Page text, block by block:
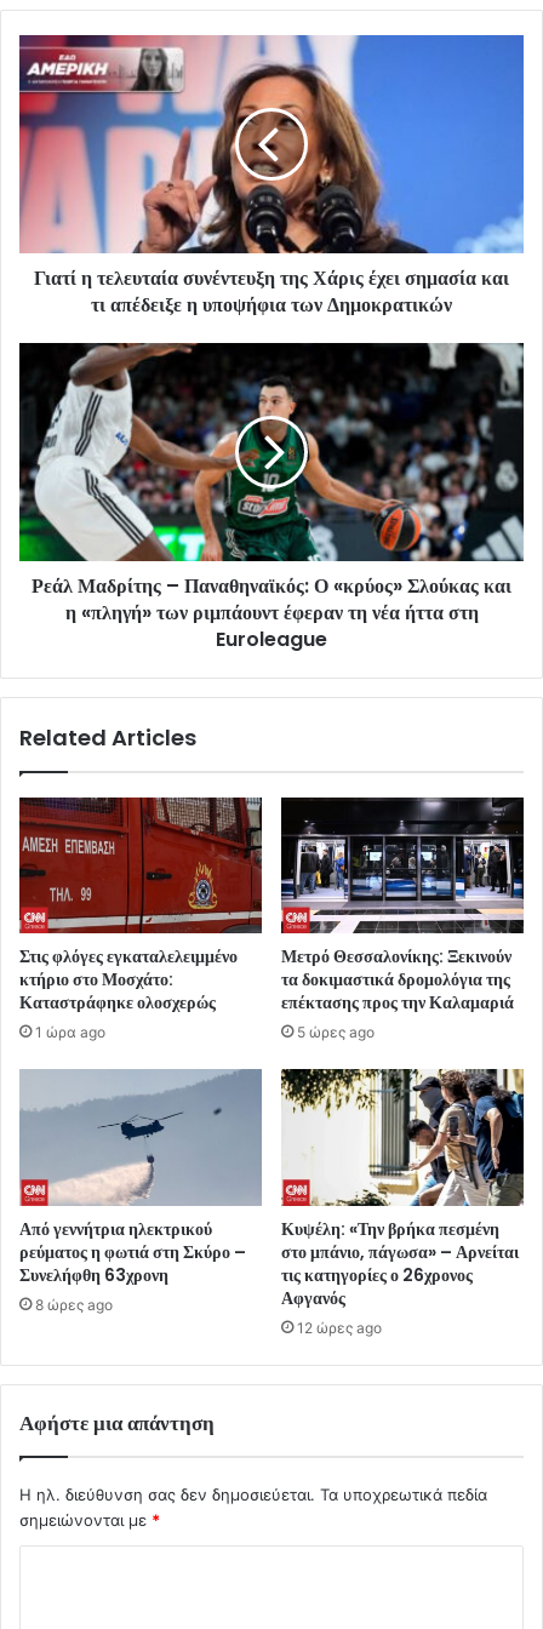
Γιατί η τελευταία συνέντευξη της Χάρις έχει σημασία και
τι απέδειξε η υποψήφια των Δημοκρατικών
Ρεάλ Μαδρίτης – Παναθηναϊκός: Ο «κρύος» Σλούκας και
η «πληγή» των ριμπάουντ έφεραν τη νέα ήττα στη
Euroleague
Related Articles
Στις φλόγες εγκαταλελειμμένο
κτήριο στο Μοσχάτο:
Καταστράφηκε ολοσχερώς
1 ώρα ago
Μετρό Θεσσαλονίκης: Ξεκινούν
τα δοκιμαστικά δρομολόγια της
επέκτασης προς την Καλαμαριά
5 ώρες ago
Από γεννήτρια ηλεκτρικού
ρεύματος η φωτιά στη Σκύρο –
Συνελήφθη 63χρονη
8 ώρες ago
Κυψέλη: «Την βρήκα πεσμένη
στο μπάνιο, πάγωσα» – Αρνείται
τις κατηγορίες ο 26χρονος
Αφγανός
12 ώρες ago
Αφήστε μια απάντηση
Η ηλ. διεύθυνση σας δεν δημοσιεύεται. Τα υποχρεωτικά πεδία
σημειώνονται με *